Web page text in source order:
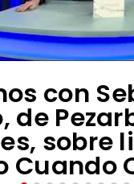
con
de
sobre
Cuando